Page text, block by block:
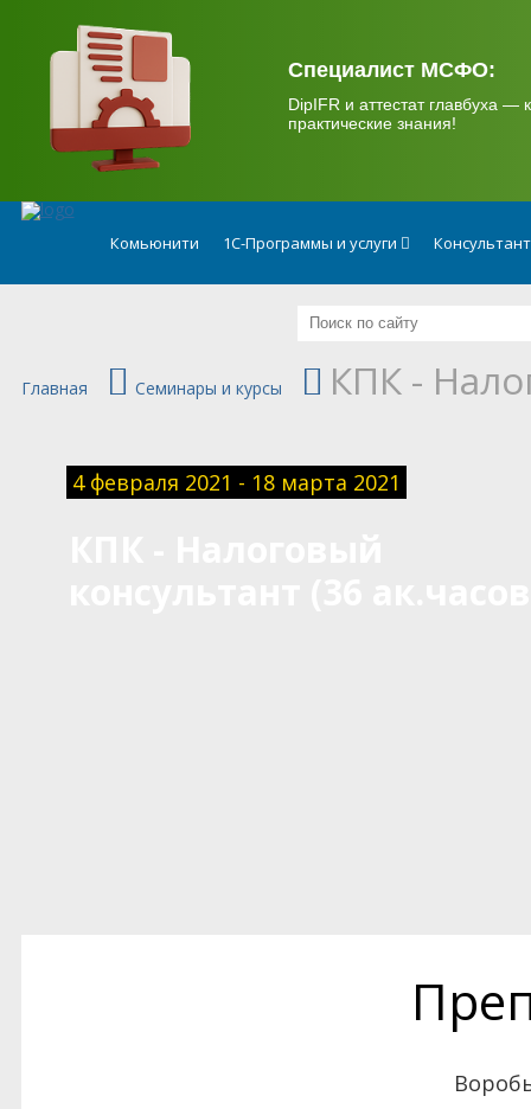
Специалист МСФО:
DipIFR и аттестат главбуха —
практические знания!
Комьюнити 1С-Программы и услуги
Главная Семинары и курсы КПК -
4 февраля 2021 - 18 марта 2021